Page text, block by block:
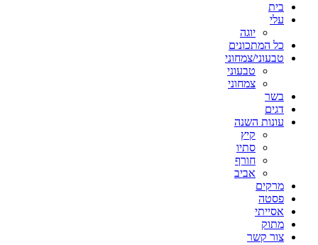
בית
עלי
יוגה
כל המתכונים
טבעוני/צמחוני
טבעוני
צמחוני
בשר
דגים
עונות השנה
קיץ
סתיו
חורף
אביב
מרקים
פסטה
אסייתי
מתוק
צור קשר